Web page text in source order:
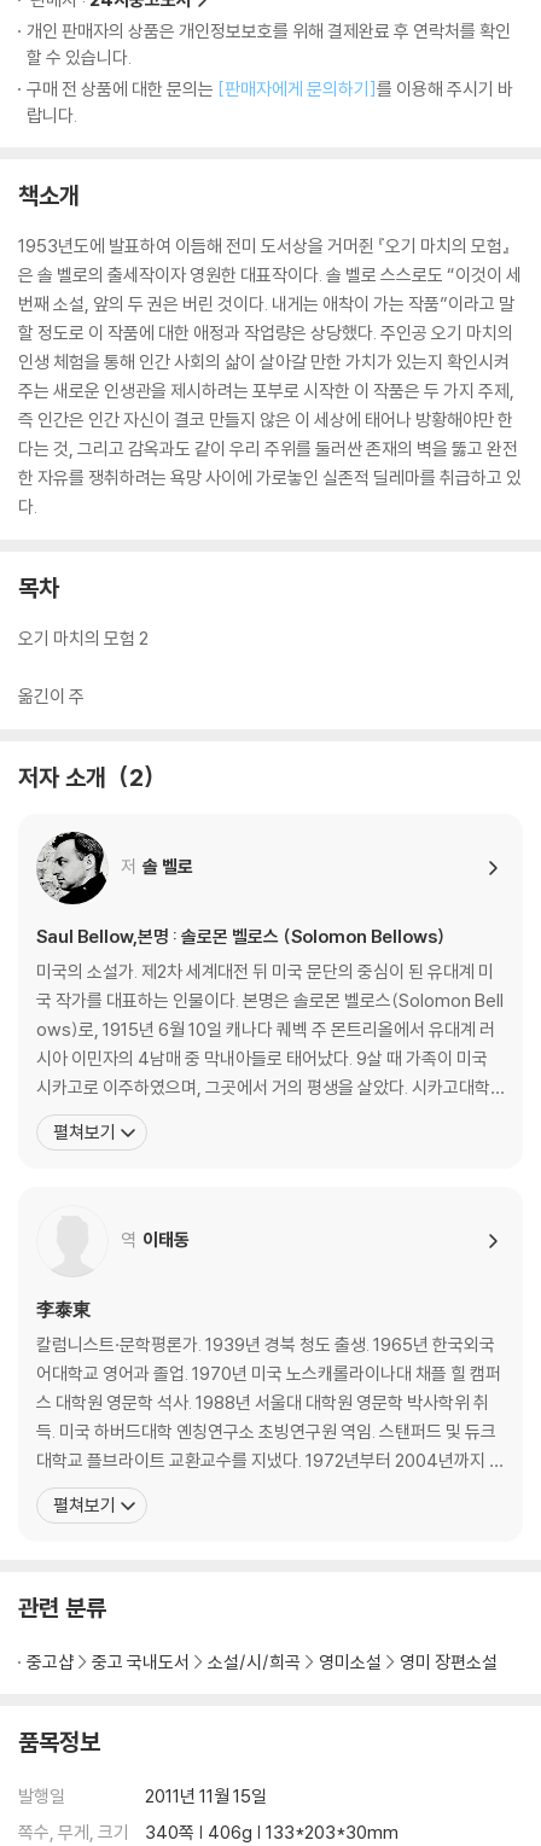
개인 판매자의 상품은 개인정보보호를 위해 결제완료 후 연락처를 확인
할 수 있습니다.
구매 전 상품에 대한 문의는 [판매자에게 문의하기]를 이용해 주시기 바
랍니다.
책소개
1953년도에 발표하여 이듬해 전미 도서상을 거머쥔 『오기 마치의 모험』
은 솔 벨로의 출세작이자 영원한 대표작이다. 솔 벨로 스스로도 “이것이 세
번째 소설, 앞의 두 권은 버린 것이다. 내게는 애착이 가는 작품”이라고 말
할 정도로 이 작품에 대한 애정과 작업량은 상당했다. 주인공 오기 마치의
인생 체험을 통해 인간 사회의 삶이 살아갈 만한 가치가 있는지 확인시켜
주는 새로운 인생관을 제시하려는 포부로 시작한 이 작품은 두 가지 주제,
즉 인간은 인간 자신이 결코 만들지 않은 이 세상에 태어나 방황해야만 한
다는 것, 그리고 감옥과도 같이 우리 주위를 둘러싼 존재의 벽을 뚫고 완전
한 자유를 쟁취하려는 욕망 사이에 가로놓인 실존적 딜레마를 취급하고 있
다.
목차
오기 마치의 모험 2
옮긴이 주
저자 소개 2
저 솔 벨로
Saul Bellow,본명 : 솔로몬 벨로스 (Solomon Bellows)
미국의 소설가. 제2차 세계대전 뒤 미국 문단의 중심이 된 유대계 미
국 작가를 대표하는 인물이다. 본명은 솔로몬 벨로스(Solomon Bell
ows)로, 1915년 6월 10일 캐나다 퀘벡 주 몬트리올에서 유대계 러
시아 이민자의 4남매 중 막내아들로 태어났다. 9살 때 가족이 미국
시카고로 이주하였으며, 그곳에서 거의 평생을 살았다. 시카고대학
교를 다녔고, 1937년에 노스웨스턴대학교를 졸업했다. 1962년부터
30년간 시카고대학교 교수로 재직했으며, 이외에도 미네소타·프린
펼쳐보기
역 이태동
李泰東
칼럼니스트·문학평론가. 1939년 경북 청도 출생. 1965년 한국외국
어대학교 영어과 졸업. 1970년 미국 노스캐롤라이나대 채플 힐 캠퍼
스 대학원 영문학 석사. 1988년 서울대 대학원 영문학 박사학위 취
득. 미국 하버드대학 옌칭연구소 초빙연구원 역임. 스탠퍼드 및 듀크
대학교 플브라이트 교환교수를 지냈다. 1972년부터 2004년까지 서
강대학교 영문과 교수 및 문과대학장을 지냈으며, 현재 서강대 명예
교수로 있다. 1976년 『문학사상』에 평론 등단, 서울시문화상 문학부
펼쳐보기
관련 분류
중고샵 중고 국내도서 소설/시/희곡 영미소설 영미 장편소설
품목정보
발행일
2011년 11월 15일
쪽수, 무게, 크기
340쪽 | 406g | 133*203*30mm